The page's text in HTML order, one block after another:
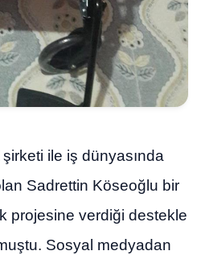
ile iş dünyasında
Sadrettin Köseoğlu bir
projesine verdiği destekle
Sosyal medyadan